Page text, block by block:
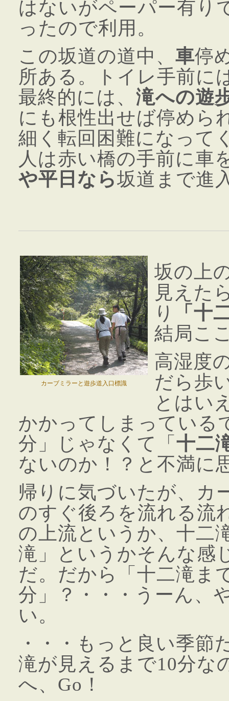
はないがペーパー有り
ったので利用。
この坂道の道中、 車停
所ある。トイレ手前に
最終的には、 滝への遊
にも根性出せば停めら
細く転回困難になって
人は赤い橋の手前に
や平日なら坂道まで進
カーブミラーと遊歩道入口標識
坂の上
見えた
り
「十
結局こ
高湿度
だら歩
とはい
かかってしまっている
分」じゃなくて「 十二
ないのか！？と不満に
帰りに気づいたが、カ
のすぐ後ろを流れる流
の上流というか、十二
滝」というかそんな感
だ。だから「十二滝ま
分」？・・・うーん、
い。
・・・もっと良い季節
滝が見えるまで10分な
へ、Go！